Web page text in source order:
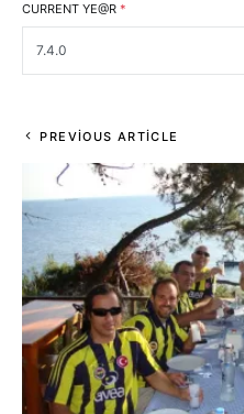
CURRENT YE@R *
PREVIOUS ARTICLE